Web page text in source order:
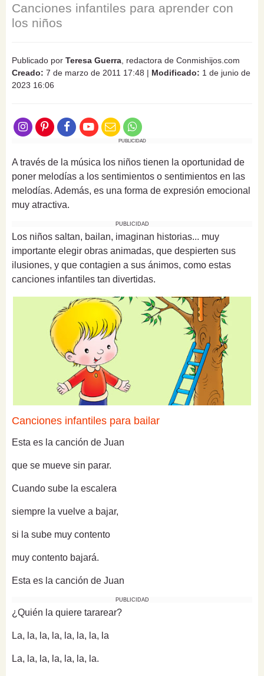
Canciones infantiles para aprender con
los niños
Publicado por Teresa Guerra, redactora de Conmishijos.com
Creado: 7 de marzo de 2011 17:48 | Modificado: 1 de junio de
2023 16:06
PUBLICIDAD
A través de la música los niños tienen la oportunidad de
poner melodías a los sentimientos o sentimientos en las
melodías. Además, es una forma de expresión emocional
muy atractiva.
PUBLICIDAD
Los niños saltan, bailan, imaginan historias... muy
importante elegir obras animadas, que despierten sus
ilusiones, y que contagien a sus ánimos, como estas
canciones infantiles tan divertidas.
Canciones infantiles para bailar
Esta es la canción de Juan
que se mueve sin parar.
Cuando sube la escalera
siempre la vuelve a bajar,
si la sube muy contento
muy contento bajará.
Esta es la canción de Juan
PUBLICIDAD
¿Quién la quiere tararear?
La, la, la, la, la, la, la, la
La, la, la, la, la, la, la.